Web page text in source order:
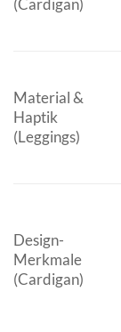
(Cardigan)
Material &
Haptik
(Leggings)
Design-
Merkmale
(Cardigan)